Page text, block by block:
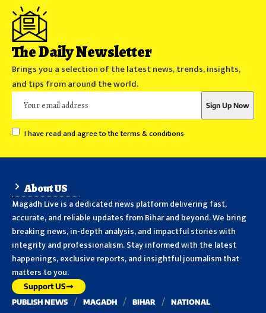
The Daily Newsletter
Brings you a selection of the latest news, trends, insights,
and tips from around the world.
I have read and agree to the terms & conditions
About US
Magadh Live is a dedicated news platform delivering fast,
accurate, and reliable updates from Bihar and beyond. We bring
breaking news, in-depth analysis, and impactful stories with
integrity and professionalism. Stay informed with the latest
happenings, exclusive reports, and insightful journalism that
matters to you.
Support US
PUBLISH NEWS MAGADH BIHAR NATIONAL